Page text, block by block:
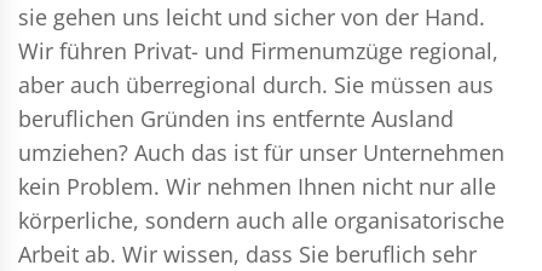
sie gehen uns leicht und sicher von der Hand.
Wir führen Privat- und Firmenumzüge regional,
aber auch überregional durch. Sie müssen aus
beruflichen Gründen ins entfernte Ausland
umziehen? Auch das ist für unser Unternehmen
kein Problem. Wir nehmen Ihnen nicht nur alle
körperliche, sondern auch alle organisatorische
Arbeit ab. Wir wissen, dass Sie beruflich sehr